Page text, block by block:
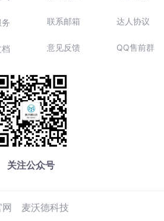
联系邮箱
意见反馈
达人协议
QQ售前群
关注公众号
麦沃德科技